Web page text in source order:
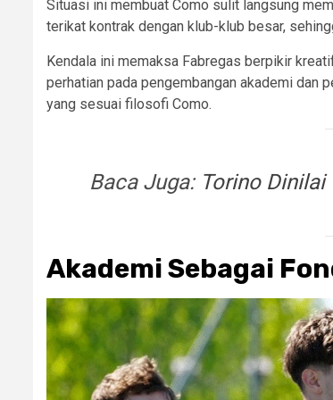
Situasi ini membuat Como sulit langsung
terikat kontrak dengan klub-klub besar,
Kendala ini memaksa Fabregas berpikir
perhatian pada pengembangan akademi dan
yang sesuai filosofi Como.
Baca Juga: Torino
Akademi Sebagai